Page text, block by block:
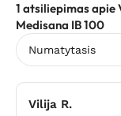
1 atsiliepimas apie
Medisana IB 100
Vilija R.